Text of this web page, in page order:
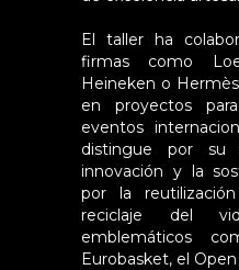
El taller ha
firmas como
Heineken o
en proyectos
eventos
distingue por su
innovación y la
por la
reciclaje del
emblemáticos
Eurobasket, el